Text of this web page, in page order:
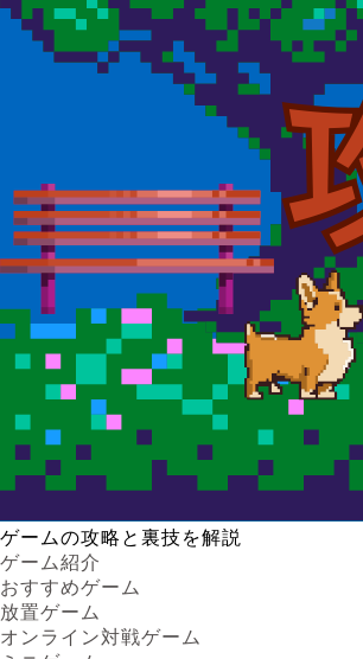
ゲームの攻略と裏技を解説
ゲーム紹介
おすすめゲーム
放置ゲーム
オンライン対戦ゲーム